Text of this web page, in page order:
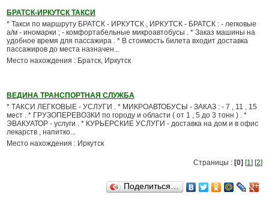
БРАТСК-ИРКУТСК ТАКСИ
* Такси по маршруту БРАТСК - ИРКУТСК , ИРКУТСК - БРАТСК : - легковые
а/м - иномарки ; - комфортабельные микроавтобусы . * Заказ машины на
удобное время для пассажира . * В стоимость билета входит доставка
пассажиров до места назначен...
Место нахождения : Братск, Иркутск
ВЕДИНА ТРАНСПОРТНАЯ СЛУЖБА
* ТАКСИ ЛЕГКОВЫЕ - УСЛУГИ . * МИКРОАВТОБУСЫ - ЗАКАЗ : - 7 , 11 , 15
мест . * ГРУЗОПЕРЕВОЗКИ по городу и области ( от 1 , 5 до 3 тонн ) . *
ЭВАКУАТОР - услуги . * КУРЬЕРСКИЕ УСЛУГИ - доставка на дом и в офис
лекарств , напитко...
Место нахождения : Иркутск
Страницы : [0] [1] [2]
Поделиться…